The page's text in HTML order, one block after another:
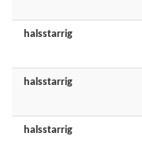
halsstarrig
halsstarrig
halsstarrig